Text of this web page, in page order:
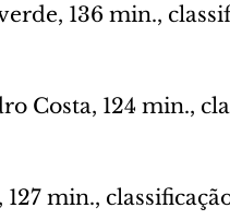
136 min.,
Costa, 124 min.,
min.,